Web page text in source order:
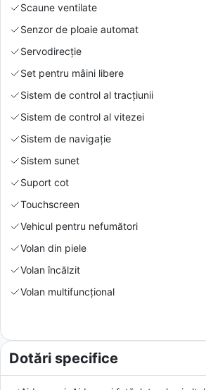
Scaune ventilate
Senzor de ploaie automat
Servodirecție
Set pentru mâini libere
Sistem de control al tracțiunii
Sistem de control al vitezei
Sistem de navigație
Sistem sunet
Suport cot
Touchscreen
Vehicul pentru nefumători
Volan din piele
Volan încălzit
Volan multifuncțional
Dotări specifice